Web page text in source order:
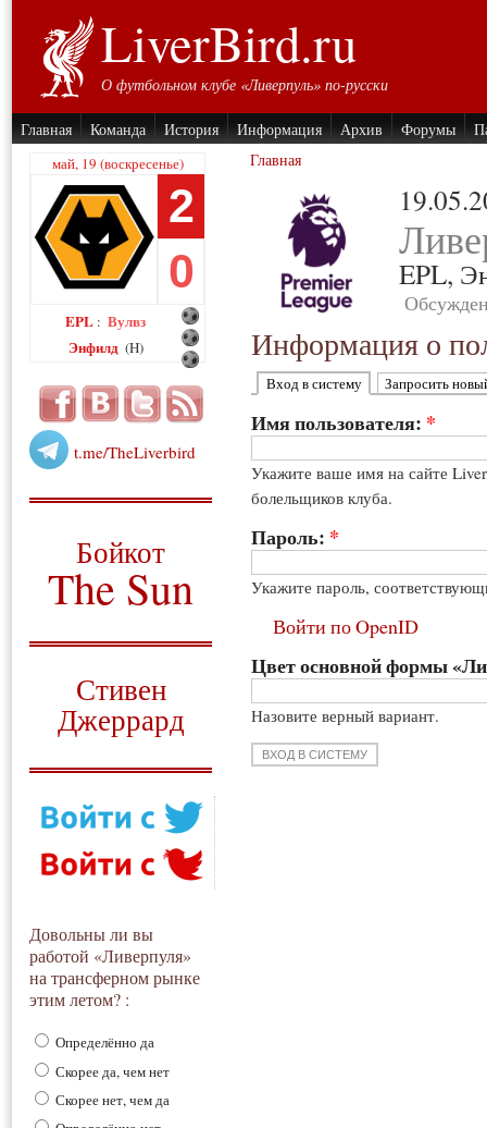
LiverBird.ru
О футбольном клубе «Ливерпуль» по-русски
Главная Команда История Информация Архив Форумы
май, 19 (воскресенье)
2
0
EPL : Вулвз
Энфилд (H)
t.me/TheLiverbird
Бойкот
The Sun
Стивен
Джеррард
Довольны ли вы
работой «Ливерпуля»
на трансферном рынке
этим летом? :
Определённо да
Скорее да, чем нет
Скорее нет, чем да
Главная
EPL,
Информация о
Вход в систему Запросить
Имя пользователя: *
Укажите ваше имя на сайте
болельщиков клуба.
Пароль: *
Укажите пароль,
Войти по OpenID
Цвет основной формы
Назовите верный вариант.